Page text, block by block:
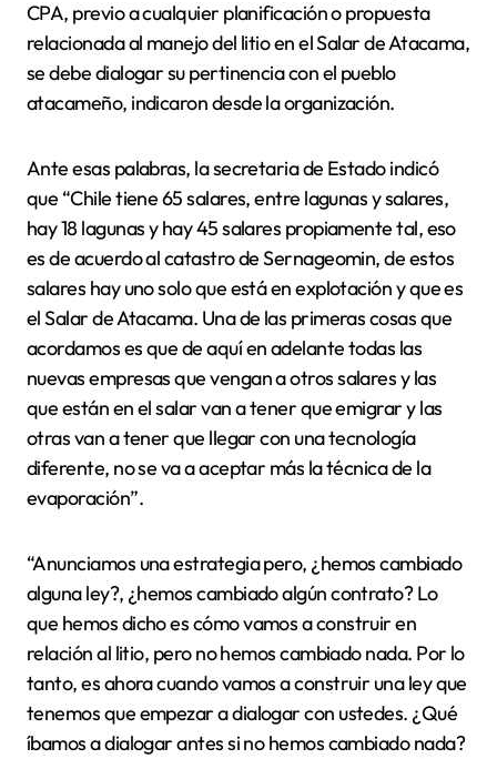
CPA, previo a cualquier planificación o propuesta
relacionada al manejo del litio en el Salar de Atacama,
se debe dialogar su pertinencia con el pueblo
atacameño, indicaron desde la organización.
Ante esas palabras, la secretaria de Estado indicó
que “Chile tiene 65 salares, entre lagunas y salares,
hay 18 lagunas y hay 45 salares propiamente tal, eso
es de acuerdo al catastro de Sernageomin, de estos
salares hay uno solo que está en explotación y que es
el Salar de Atacama. Una de las primeras cosas que
acordamos es que de aquí en adelante todas las
nuevas empresas que vengan a otros salares y las
que están en el salar van a tener que emigrar y las
otras van a tener que llegar con una tecnología
diferente, no se va a aceptar más la técnica de la
evaporación”.
“Anunciamos una estrategia pero, ¿hemos cambiado
alguna ley?, ¿hemos cambiado algún contrato? Lo
que hemos dicho es cómo vamos a construir en
relación al litio, pero no hemos cambiado nada. Por lo
tanto, es ahora cuando vamos a construir una ley que
tenemos que empezar a dialogar con ustedes. ¿Qué
íbamos a dialogar antes si no hemos cambiado nada?